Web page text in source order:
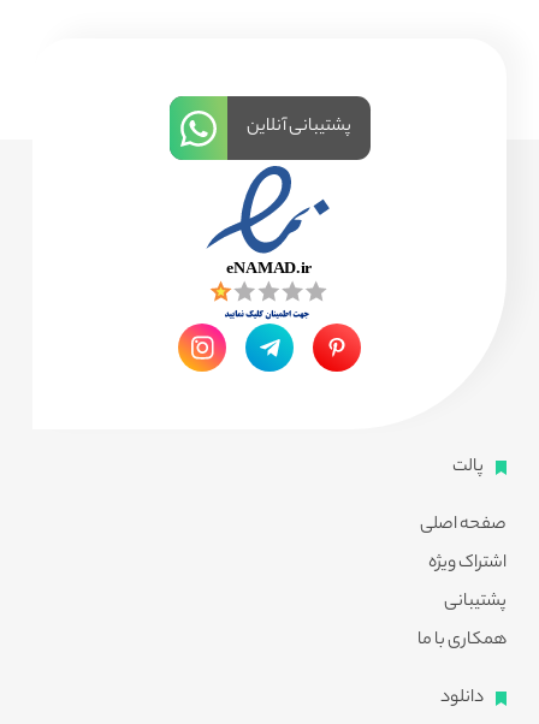
پالت
صفحه اصلی
اشتراک ویژه
پشتیبانی
همکاری با ما
دانلود
پشتیبانی آنلاین